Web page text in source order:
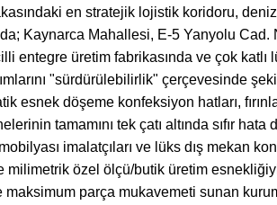
en stratejik lojistik koridoru, deniz
Kaynarca Mahallesi, E-5 Yanyolu
entegre üretim fabrikasında ve çok
"sürdürülebilirlik" çerçevesinde
esnek döşeme konfeksiyon hatları,
tamamını tek çatı altında sıfır
imalatçıları ve lüks dış mekan
özel ölçü/butik üretim
maksimum parça mukavemeti sunan